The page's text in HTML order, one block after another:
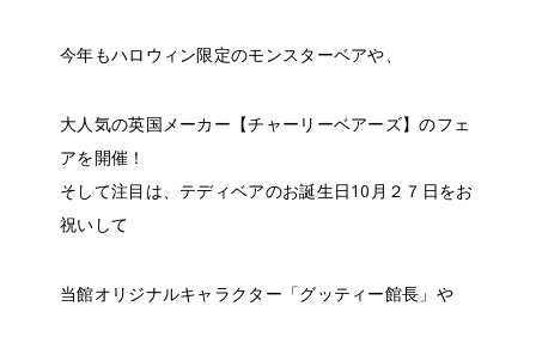
今年もハロウィン限定のモンスターベアや、
大人気の英国メーカー【チャーリーベアーズ】のフェ
アを開催！
そして注目は、テディベアのお誕生日10月２７日をお
祝いして
当館オリジナルキャラクター「グッティー館長」や